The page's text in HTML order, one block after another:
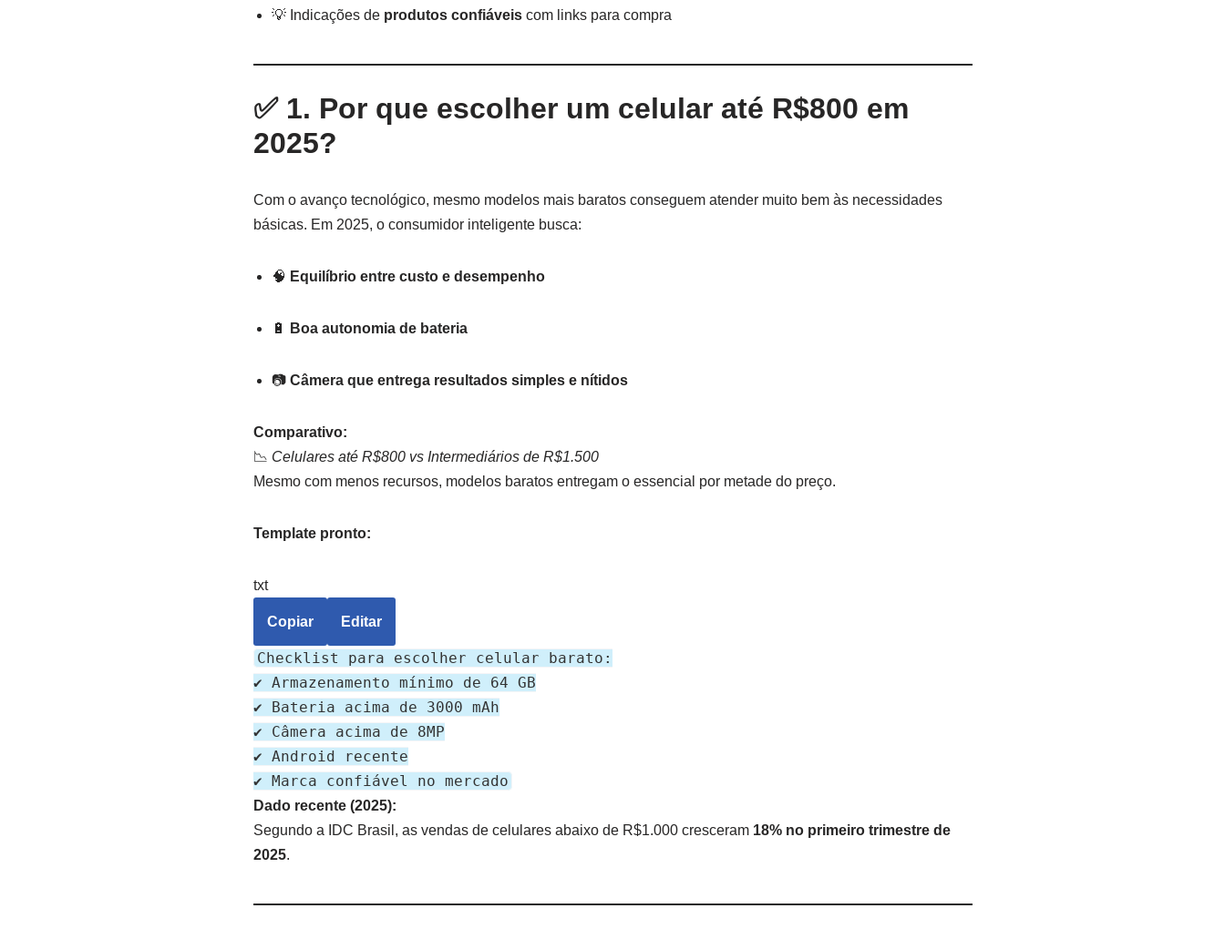
💡 Indicações de produtos confiáveiscom links para compra
✅ 1. Por que escolher um celular até R$800 em
2025?
Com o avanço tecnológico, mesmo modelos mais baratos conseguem atender muito bem às necessidades
básicas. Em 2025, o consumidor inteligente busca:
🧠 Equilíbrio entre custo e desempenho
🔋 Boa autonomia de bateria
📷 Câmera que entrega resultados simples e nítidos
Comparativo:
📉 Celulares até R$800 vs Intermediários de R$1.500
Mesmo com menos recursos, modelos baratos entregam o essencial por metade do preço.
Template pronto:
txt
Copiar Editar
Checklist para escolher celular barato:
✔️ Armazenamento mínimo de 64 GB
✔️ Bateria acima de 3000 mAh
✔️ Câmera acima de 8MP
✔️ Android recente
✔️ Marca confiável no mercado
Dado recente (2025):
Segundo a IDC Brasil, as vendas de celulares abaixo de R$1.000 cresceram 18% no primeiro trimestre de
2025.